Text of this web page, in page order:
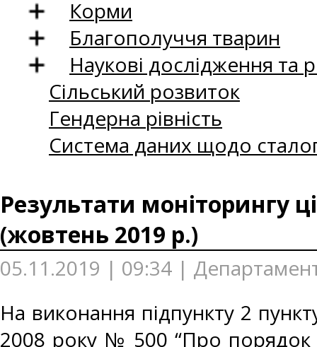
Корми
Благополуччя тварин
Наукові дослідження та
Сільський розвиток
Гендерна рівність
Система даних щодо
Результати моніторингу
(жовтень 2019 р.)
05.11.2019 | 09:34 |
На виконання підпункту 2
2008 року № 500 “Про порядок